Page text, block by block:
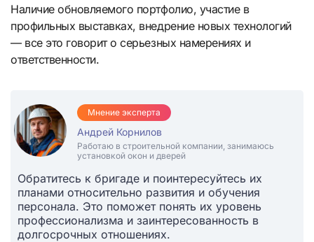
Наличие обновляемого портфолио, участие в
профильных выставках, внедрение новых технологий
— все это говорит о серьезных намерениях и
ответственности.
Мнение эксперта
Андрей Корнилов
Работаю в строительной компании, занимаюсь
установкой окон и дверей
Обратитесь к бригаде и поинтересуйтесь их
планами относительно развития и обучения
персонала. Это поможет понять их уровень
профессионализма и заинтересованность в
долгосрочных отношениях.